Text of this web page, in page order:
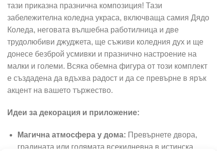
тази приказна празнична композиция! Тази
забележителна коледна украса, включваща самия Дядо
Коледа, неговата вълшебна работилница и две
трудолюбиви джуджета, ще съживи коледния дух и ще
донесе безброй усмивки и празнично настроение на
малки и големи. Всяка обемна фигура от този комплект
е създадена да вдъхва радост и да се превърне в ярък
акцент на вашето тържество.
Идеи за декорация и приложение:
Магична атмосфера у дома: Превърнете двора,
градината или голямата всекидневна в истинска